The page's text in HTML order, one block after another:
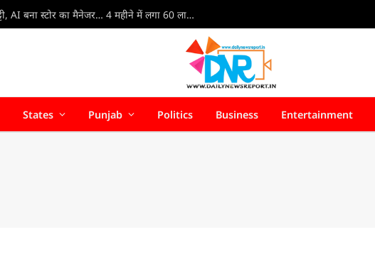
AI Store Manager : इंसानों को दी छुट्टी, AI बना स्टोर का मैनेजर… 4 महीने में लगा 60 लाख का झटका
States Punjab Politics Business Entertainment